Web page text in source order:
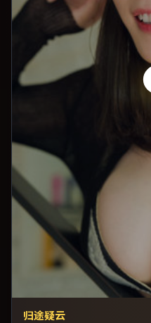
归途疑云